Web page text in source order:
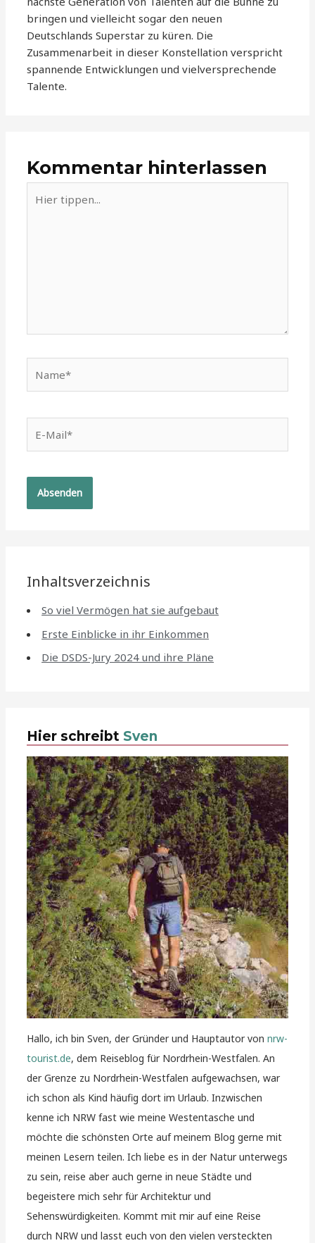
bringen und vielleicht sogar den neuen
Deutschlands Superstar zu küren. Die
Zusammenarbeit in dieser Konstellation verspricht
spannende Entwicklungen und vielversprechende
Talente.
Kommentar hinterlassen
tippen...
Mail*
Inhaltsverzeichnis
So viel Vermögen hat sie aufgebaut
Erste Einblicke in ihr Einkommen
Die DSDS-Jury 2024 und ihre Pläne
Hier schreibt Sven
Hallo, ich bin Sven, der Gründer und Hauptautor vonnrw-
tourist.de, dem Reiseblog für Nordrhein-Westfalen. An
der Grenze zu Nordrhein-Westfalen aufgewachsen, war
ich schon als Kind häufig dort im Urlaub. Inzwischen
kenne ich NRW fast wie meine Westentasche und
möchte die schönsten Orte auf meinem Blog gerne mit
meinen Lesern teilen. Ich liebe es in der Natur unterwegs
zu sein, reise aber auch gerne in neue Städte und
begeistere mich sehr für Architektur und
Sehenswürdigkeiten. Kommt mit mir auf eine Reise
durch NRW und lasst euch von den vielen versteckten